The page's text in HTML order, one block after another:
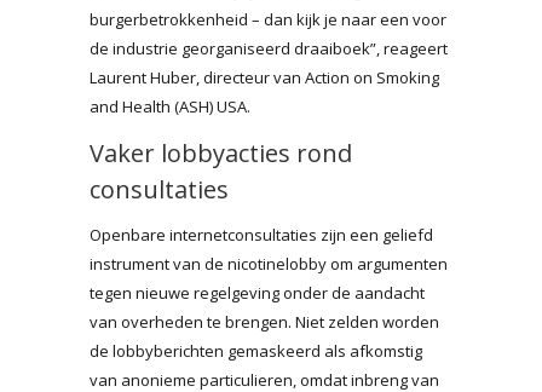
burgerbetrokkenheid – dan kijk je naar een voor
de industrie georganiseerd draaiboek”, reageert
Laurent Huber, directeur van Action on Smoking
and Health (ASH) USA.
Vaker lobbyacties rond
consultaties
Openbare internetconsultaties zijn een geliefd
instrument van de nicotinelobby om argumenten
tegen nieuwe regelgeving onder de aandacht
van overheden te brengen. Niet zelden worden
de lobbyberichten gemaskeerd als afkomstig
van anonieme particulieren, omdat inbreng van